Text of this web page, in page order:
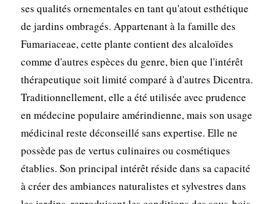
ses qualités ornementales en tant qu'atout esthétique
de jardins ombragés. Appartenant à la famille des
Fumariaceae, cette plante contient des alcaloïdes
comme d'autres espèces du genre, bien que l'intérêt
thérapeutique soit limité comparé à d'autres Dicentra.
Traditionnellement, elle a été utilisée avec prudence
en médecine populaire amérindienne, mais son usage
médicinal reste déconseillé sans expertise. Elle ne
possède pas de vertus culinaires ou cosmétiques
établies. Son principal intérêt réside dans sa capacité
à créer des ambiances naturalistes et sylvestres dans